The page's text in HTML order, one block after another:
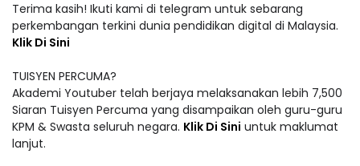
Terima kasih! Ikuti kami di telegram untuk sebarang
perkembangan terkini dunia pendidikan digital di Malaysia.
Klik Di Sini
TUISYEN PERCUMA?
Akademi Youtuber telah berjaya melaksanakan lebih 7,500
Siaran Tuisyen Percuma yang disampaikan oleh guru-guru
KPM & Swasta seluruh negara. Klik Di Sini untuk maklumat
lanjut.